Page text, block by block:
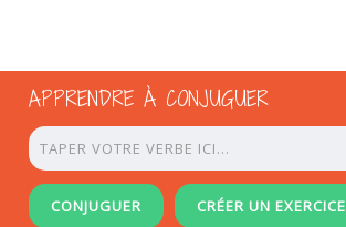
APPRENDRE À CONJUGUER
CONJUGUER CRÉER UN EXERCICE